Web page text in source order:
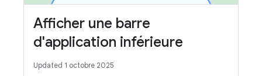
Afficher une barre
d'application inférieure
Updated 1 octobre 2025